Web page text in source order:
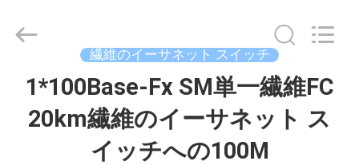
2026
Technology
Reserved.
繊維のイーサネット スイッチ
1*100Base-Fx SM単一繊維FC
20km繊維のイーサネット ス
イッチへの100M